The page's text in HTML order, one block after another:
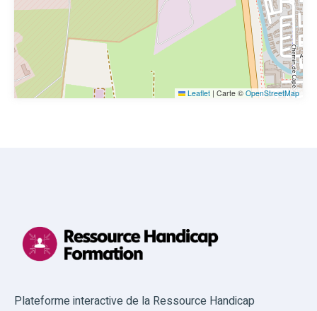
Leaflet | Carte © OpenStreetMap
Plateforme interactive de la Ressource Handicap